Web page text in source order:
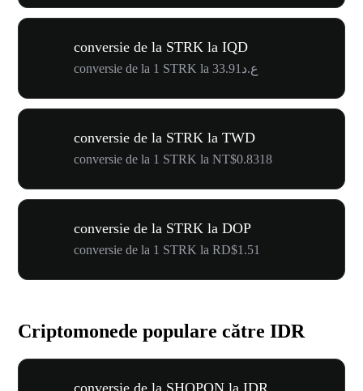
conversie de la STRK la IQD
conversie de la 1 STRK la ع.د33.91
conversie de la STRK la TWD
conversie de la 1 STRK la NT$0.8318
conversie de la STRK la DOP
conversie de la 1 STRK la RD$1.51
Criptomonede populare către IDR
conversie de la SHOPON la IDR